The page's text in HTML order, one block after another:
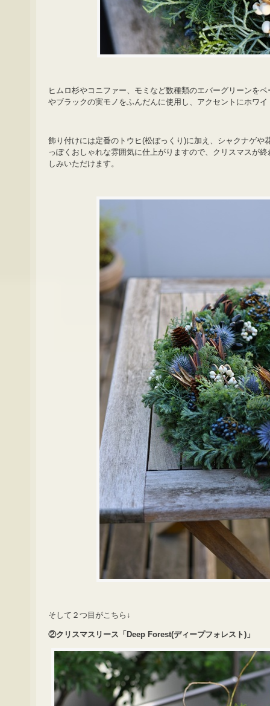
ヒムロ杉やコニファー、モミなど数種類のエバーグリーンを
やブラックの実モノをふんだんに使用し、アクセントにホワ
飾り付けには定番のトウヒ(松ぼっくり)に加え、シャクナゲや
っぽくおしゃれな雰囲気に仕上がりますので、クリスマスが
しみいただけます。
そして２つ目がこちら↓
②クリスマスリース「Deep Forest(ディープフォレスト)」